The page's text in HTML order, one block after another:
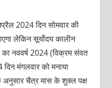
2024 दिन सोमवार की
लेकिन सूर्योदय कालीन
नववर्ष 2024 (विक्रम संवत
मंगलवार को मनाया
अनुसार चैत्र मास के शुक्ल पक्ष